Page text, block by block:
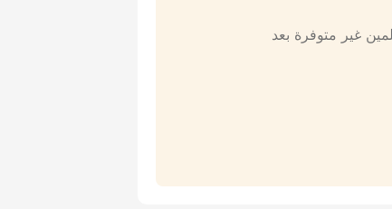
غير متوفرة بعد